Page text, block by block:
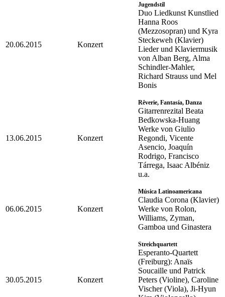
20.06.2015 Konzert
Jugendstil
Duo Liedkunst Kunstlied
Hanna Roos
(Mezzosopran) und Kyra
Steckeweh (Klavier)
Lieder und Klaviermusik
von Alban Berg, Alma
Schindler-Mahler,
Richard Strauss und Mel
Bonis
13.06.2015 Konzert
Rêverie, Fantasía, Danza
Gitarrenrezital Beata
Bedkowska-Huang
Werke von Giulio
Regondi, Vicente
Asencio, Joaquín
Rodrigo, Francisco
Tárrega, Isaac Albéniz
u.a.
06.06.2015 Konzert
Música Latinoamericana
Claudia Corona (Klavier)
Werke von Rolon,
Williams, Zyman,
Gamboa und Ginastera
30.05.2015 Konzert
Streichquartett
Esperanto-Quartett
(Freiburg): Anaïs
Soucaille und Patrick
Peters (Violine), Caroline
Vischer (Viola), Ji-Hyun